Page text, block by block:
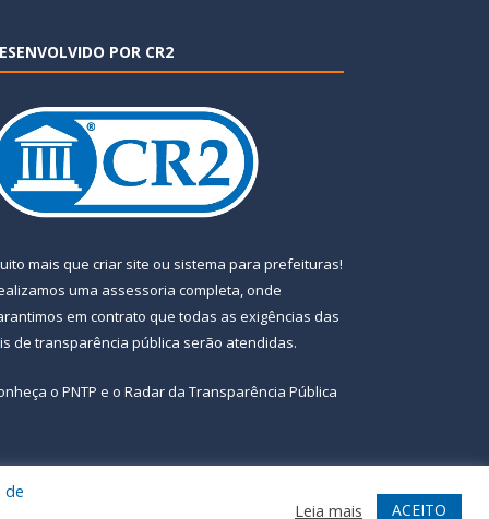
POR CR2
mais que criar site ou sistema para prefeituras!
uma assessoria completa, onde
em contrato que todas as exigências das
de transparência pública serão atendidas.
o PNTP e o Radar da Transparência Pública
Acessar Webmail
de
Leia mais ACEITO